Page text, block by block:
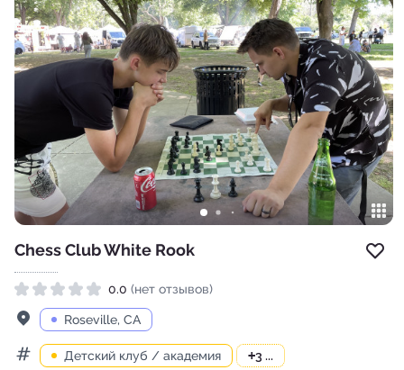
Chess Club White Rook
0.0 (нет отзывов)
Адрес
Roseville, CA
КатегорииДетский клуб / академия +3 ...